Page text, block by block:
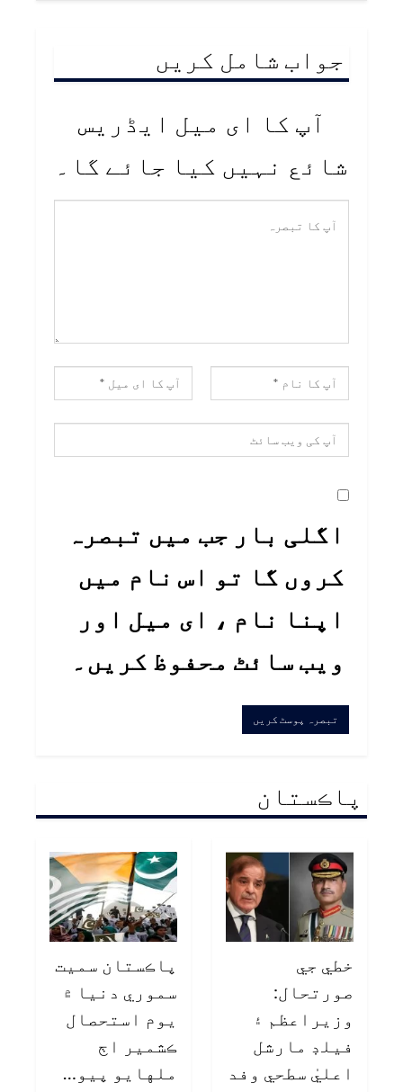
جواب شامل کریں
آپ کا ای میل ایڈریس
شائع نہیں کیا جائے گا۔
اگلی بار جب میں تبصرہ
کروں گا تو اس نام میں
اپنا نام ، ای میل اور
ویب سائٹ محفوظ کریں۔
پاڪستان
خطي جي
صورتحال:
وزيراعظم ۽
فيلڊ مارشل
اعليٰ سطحي وفد
پاڪستان سميت
سموري دنيا ۾
يوم استحصال
ڪشمير اڄ
ملهايو پيو…